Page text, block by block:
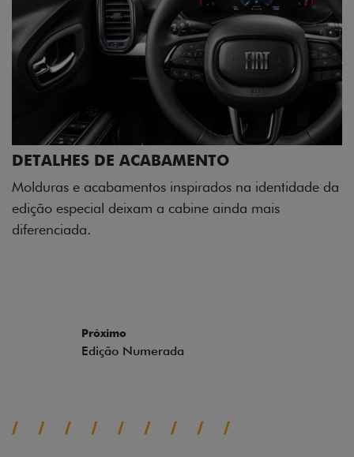
DETALHES DE ACABAMENTO
Molduras e acabamentos inspirados na identidade da
edição especial deixam a cabine ainda mais
diferenciada.
Próximo
Edição Numerada